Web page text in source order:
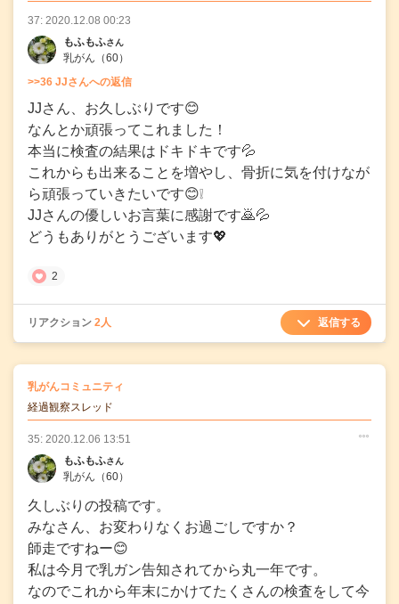
37: 2020.12.08 00:23
もふもふさん
乳がん （60）
>>36 JJさんへの返信
JJさん、お久しぶりです😊
なんとか頑張ってこれました！
本当に検査の結果はドキドキです💦
これからも出来ることを増やし、骨折に気を付けなが
ら頑張っていきたいです😊❕
JJさんの優しいお言葉に感謝です🙇💦
どうもありがとうございます💖
2
リアクション 2人 返信する
乳がんコミュニティ
経過観察スレッド
○ ○ ○
35: 2020.12.06 13:51
もふもふさん
乳がん （60）
久しぶりの投稿です。
みなさん、お変わりなくお過ごしですか？
師走ですねー😊
私は今月で乳ガン告知されてから丸一年です。
なのでこれから年末にかけてたくさんの検査をして今